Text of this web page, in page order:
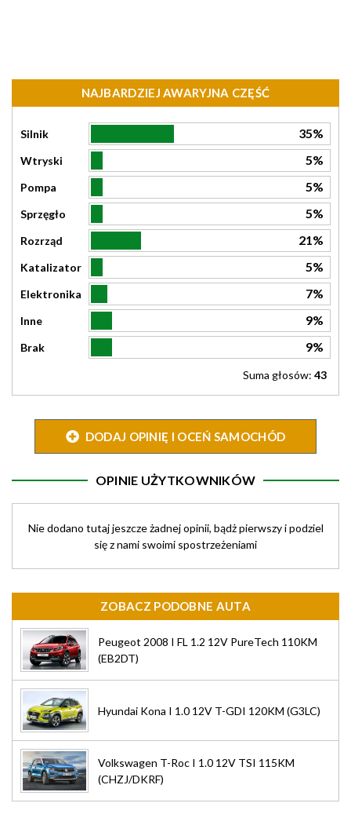
NAJBARDZIEJ AWARYJNA CZĘŚĆ
Silnik 35%
Wtryski 5%
Pompa 5%
Sprzęgło 5%
Rozrząd 21%
Katalizator 5%
Elektronika 7%
Inne 9%
Brak 9%
Suma głosów: 43
DODAJ OPINIĘ I OCEŃ SAMOCHÓD
OPINIE UŻYTKOWNIKÓW
Nie dodano tutaj jeszcze żadnej opinii, bądż pierwszy i podziel
się z nami swoimi spostrzeżeniami
ZOBACZ PODOBNE AUTA
Peugeot 2008 I FL 1.2 12V PureTech 110KM
(EB2DT)
Hyundai Kona I 1.0 12V T-GDI 120KM (G3LC)
Volkswagen T-Roc I 1.0 12V TSI 115KM
(CHZJ/DKRF)